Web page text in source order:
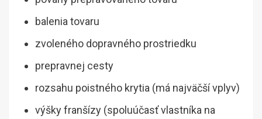
balenia tovaru
zvoleného dopravného prostriedku
prepravnej cesty
rozsahu poistného krytia (má najväčší vplyv)
výšky franšízy (spoluúčasť vlastníka na